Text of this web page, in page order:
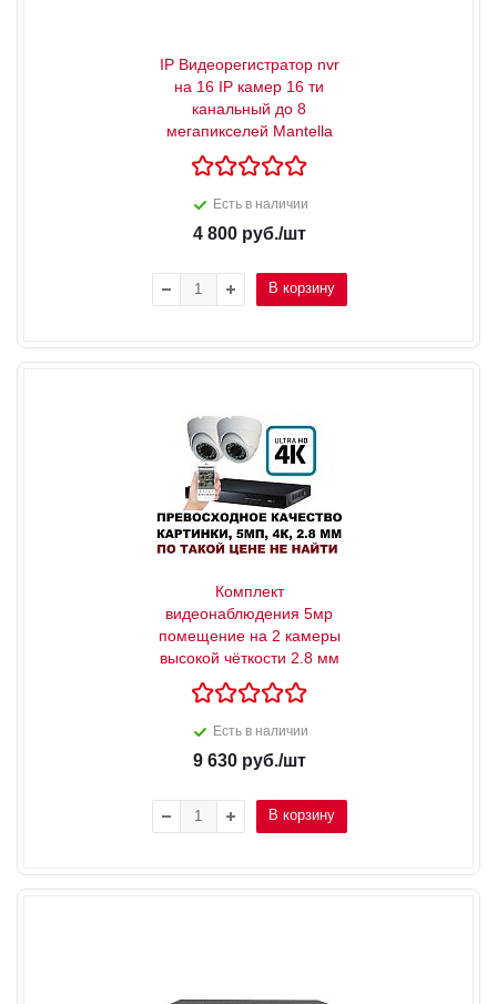
IP Видеорегистратор nvr
на 16 IP камер 16 ти
канальный до 8
мегапикселей Mantella
Есть в наличии
4 800руб./шт
В корзину
Комплект
видеонаблюдения 5мр
помещение на 2 камеры
высокой чёткости 2.8 мм
Есть в наличии
9 630руб./шт
В корзину